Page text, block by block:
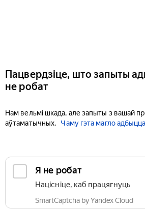
Пацвердзіце, што запыты
не робат
Нам вельмі шкада, але запыты з вашай
аўтаматычных.
Чаму гэта магло
Я не робат
Націсніце, каб працягнуць
SmartCaptcha by Yandex Cloud